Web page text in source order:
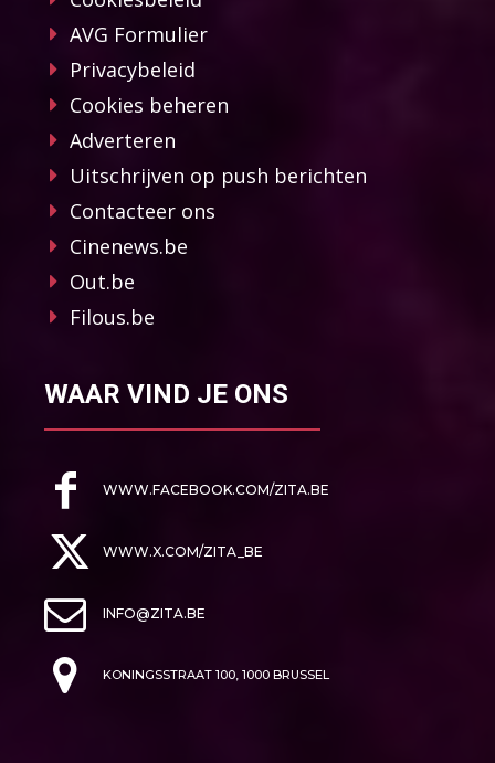
AVG Formulier
Privacybeleid
Cookies beheren
Adverteren
Uitschrijven op push berichten
Contacteer ons
Cinenews.be
Out.be
Filous.be
WAAR VIND JE ONS
WWW.FACEBOOK.COM/ZITA.BE
WWW.X.COM/ZITA_BE
INFO@ZITA.BE
KONINGSSTRAAT 100, 1000 BRUSSEL